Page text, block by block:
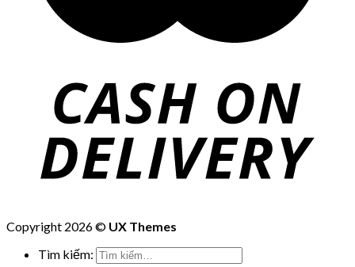
Copyright 2026 © UX Themes
Tìm kiếm: